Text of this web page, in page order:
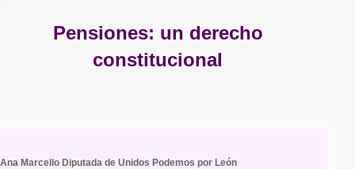
Pensiones: un derecho
constitucional
Ana Marcello Diputada de Unidos Podemos por León